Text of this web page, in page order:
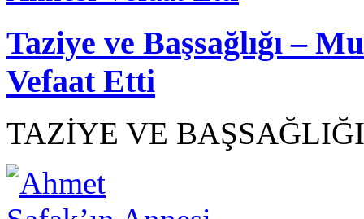
Taziye ve Başsağlığı –
Vefaat Etti
TAZİYE VE